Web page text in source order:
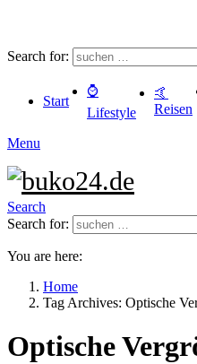
Search for:
Start
⌚️
Lifestyle
🤙
Reisen
Menu
Search
Search for:
You are here:
Home
Tag Archives: Optische
Optische